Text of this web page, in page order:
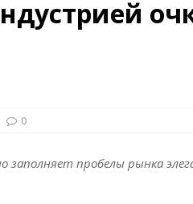
0
заполняет пробелы рынка